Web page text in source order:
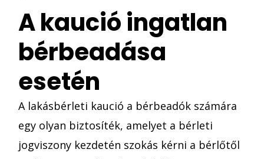
A kaució ingatlan
bérbeadása
esetén
A lakásbérleti kaució a bérbeadók számára
egy olyan biztosíték, amelyet a bérleti
jogviszony kezdetén szokás kérni a bérlőtől